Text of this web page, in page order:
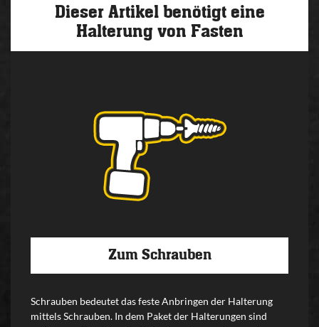
Dieser Artikel benötigt eine
Halterung von Fasten
Zum Schrauben
Schrauben bedeutet das feste Anbringen der Halterung
mittels Schrauben. In dem Paket der Halterungen sind